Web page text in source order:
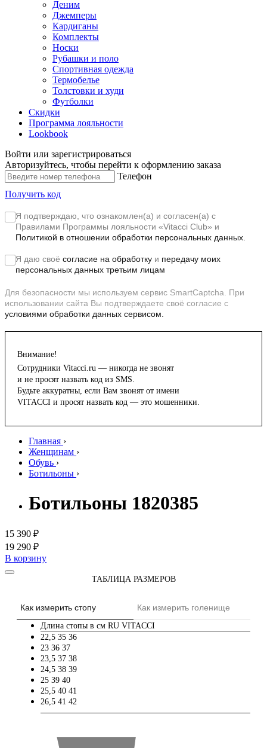
Деним
Джемперы
Кардиганы
Комплекты
Носки
Рубашки и поло
Спортивная одежда
Термобелье
Толстовки и худи
Футболки
Скидки
Программа лояльности
Lookbook
Войти или зарегистрироваться
Авторизуйтесь, чтобы перейти к оформлению заказа
Телефон
Получить код
Я подтверждаю, что ознакомлен(а) и согласен(а) с
Правилами Программы лояльности «Vitacci Club» и
Политикой в отношении обработки персональных данных.
Я даю своё согласие на обработку и передачу моих
персональных данных третьим лицам
Для безопасности мы используем сервис SmartCaptcha. При
использовании сайта Вы подтверждаете своё согласие с
условиями обработки данных сервисом.
Внимание!
Сотрудники Vitacci.ru — никогда не звонят
и не просят назвать код из SMS.
Будьте аккуратны, если Вам звонят от имени
VITACCI и просят назвать код — это мошенники.
Главная ›
Женщинам ›
Обувь ›
Ботильоны ›
Ботильоны 1820385
15 390 ₽
19 290 ₽
В корзину
ТАБЛИЦА РАЗМЕРОВ
Как измерить стопу Как измерить голенище
Длина стопы в см RU VITACCI
22,5 35 36
23 36 37
23,5 37 38
24,5 38 39
25 39 40
25,5 40 41
26,5 41 42